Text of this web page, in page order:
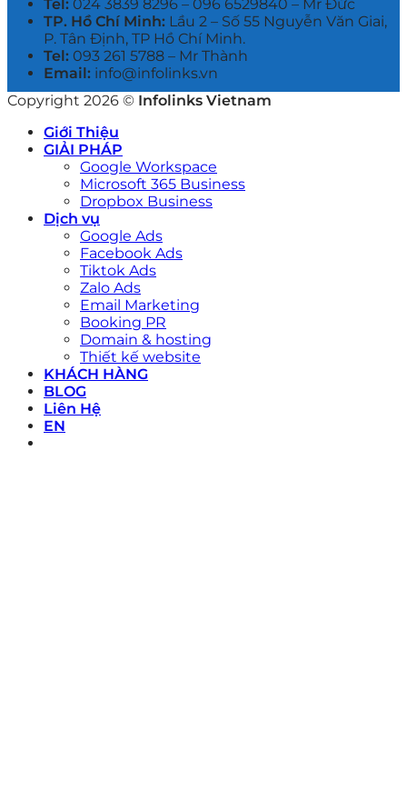
Tel: 024 3839 8296 – ‭096 6529840‬ – Mr Đức
TP. Hồ Chí Minh: Lầu 2 – Số 55 Nguyễn Văn Giai,
P. Tân Định, TP Hồ Chí Minh.
Tel: 093 261 5788 – Mr Thành
Email: info@infolinks.vn
Copyright 2026 © Infolinks Vietnam
Giới Thiệu
GIẢI PHÁP
Google Workspace
Microsoft 365 Business
Dropbox Business
Dịch vụ
Google Ads
Facebook Ads
Tiktok Ads
Zalo Ads
Email Marketing
Booking PR
Domain & hosting
Thiết kế website
KHÁCH HÀNG
BLOG
Liên Hệ
EN